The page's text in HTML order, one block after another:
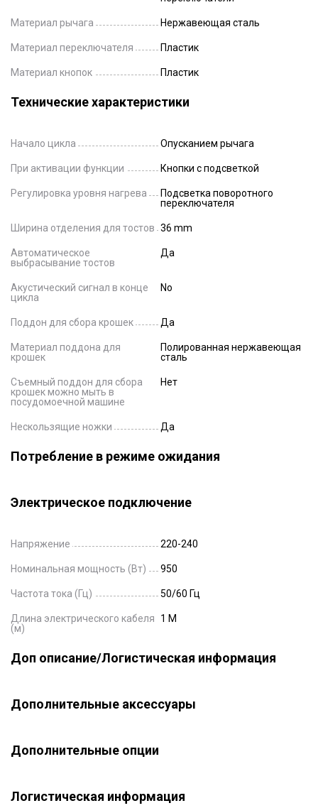
Материал рычага Нержавеющая сталь
Материал переключателя Пластик
Материал кнопок Пластик
Технические характеристики
Начало цикла Опусканием рычага
При активации функции Кнопки с подсветкой
Регулировка уровня нагрева
Подсветка поворотного
переключателя
Ширина отделения для тостов 36 mm
Автоматическое
выбрасывание тостов
Да
Акустический сигнал в конце
цикла
No
Поддон для сбора крошек Да
Материал поддона для
крошек
Полированная нержавеющая
сталь
Съемный поддон для сбора
крошек можно мыть в
посудомоечной машине
Нет
Нескользящие ножки Да
Потребление в режиме ожидания
Электрическое подключение
Напряжение 220-240
Номинальная мощность (Вт) 950
Частота тока (Гц) 50/60 Гц
Длина электрического кабеля
(м)
1 M
Доп описание/Логистическая информация
Дополнительные аксессуары
Дополнительные опции
Логистическая информация